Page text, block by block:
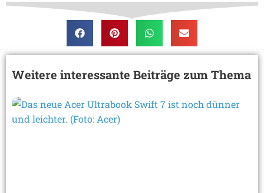
Weitere interessante Beiträge zum Thema